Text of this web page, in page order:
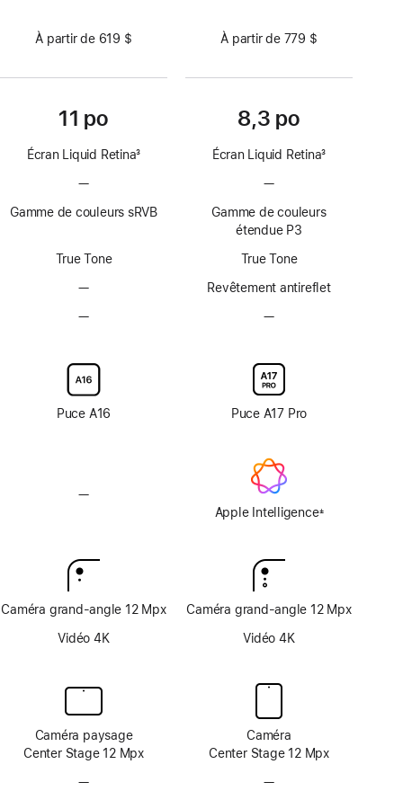
À partir de 619 $
11 po
Écran Liquid Retina
bas
3
—Technologie
non
Gamme de couleurs sRVB
True Tone
—Revêtement
—Option
d’écran
nanotexturé
non
Puce A16
—Apple Intelligence
Caméra grand-angle 12 Mpx
Vidéo 4K
Caméra paysage
Center Stage 12 Mpx
—Système
À partir de 779 $
8,3 po
Écran Liquid Retina3
—Technologie
non
disponible
Gamme de couleurs
étendue P3
True Tone
Revêtement antireflet
—Option
d’écran
nanotexturé
non
Puce A17 Pro
Apple Intelligence±
Caméra grand-angle 12 Mpx
Vidéo 4K
Caméra
Center Stage 12 Mpx
—Système